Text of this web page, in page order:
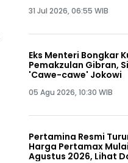
31 Jul 2026, 06:55 WIB
Eks Menteri Bongkar
Pemakzulan Gibran,
'Cawe-cawe' Jokowi
05 Agu 2026, 10:30 WIB
Pertamina Resmi
Harga Pertamax Mulai
Agustus 2026, Lihat